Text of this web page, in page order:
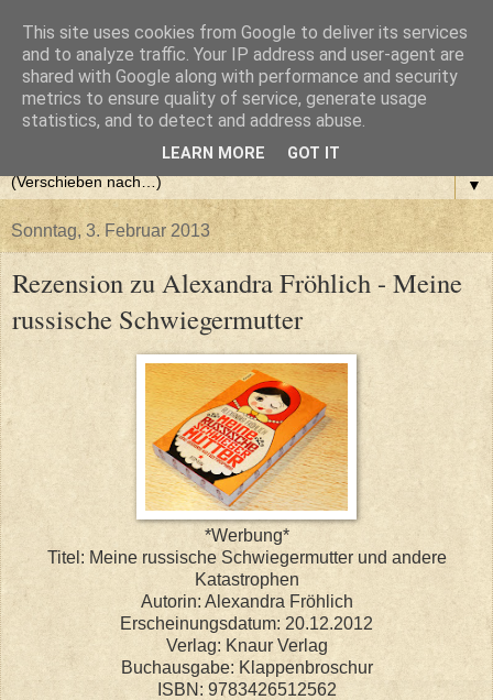
▼
Sonntag, 3. Februar 2013
Rezension zu Alexandra Fröhlich - Meine
russische Schwiegermutter
*Werbung*
Titel: Meine russische Schwiegermutter und andere
Katastrophen
Autorin: Alexandra Fröhlich
Erscheinungsdatum: 20.12.2012
Verlag: Knaur Verlag
Buchausgabe: Klappenbroschur
ISBN: 9783426512562
This site uses cookies from Google to deliver its services
and to analyze traffic. Your IP address and user-agent are
shared with Google along with performance and security
metrics to ensure quality of service, generate usage
statistics, and to detect and address abuse.
LEARN MORE GOT IT